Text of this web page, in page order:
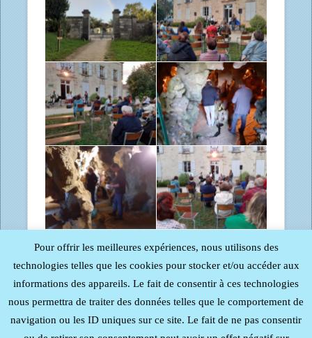
Pour offrir les meilleures expériences, nous utilisons des
technologies telles que les cookies pour stocker et/ou accéder aux
informations des appareils. Le fait de consentir à ces technologies
nous permettra de traiter des données telles que le comportement de
navigation ou les ID uniques sur ce site. Le fait de ne pas consentir